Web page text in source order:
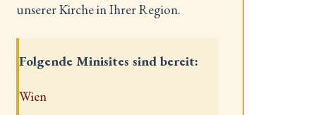
unserer Kirche in Ihrer Region.
Folgende Minisites sind bereit:
Wien